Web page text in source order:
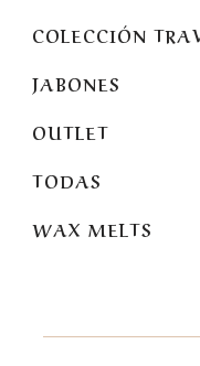
COLECCIÓN
JABONES
OUTLET
TODAS
WAX MELTS